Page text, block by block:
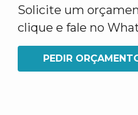
Solicite um
clique e fale no
PEDIR